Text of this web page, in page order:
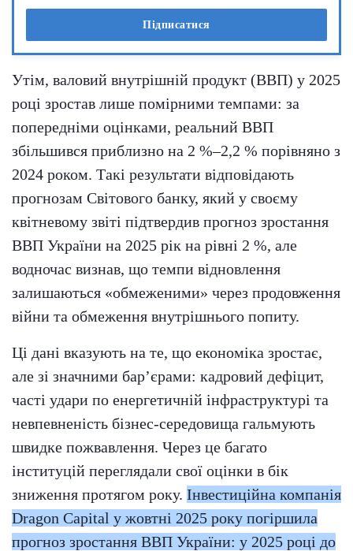
Підписатися
Утім, валовий внутрішній продукт (ВВП) у 2025
році зростав лише помірними темпами: за
попередніми оцінками, реальний ВВП
збільшився приблизно на 2 %–2,2 % порівняно з
2024 роком. Такі результати відповідають
прогнозам Світового банку, який у своєму
квітневому звіті підтвердив прогноз зростання
ВВП України на 2025 рік на рівні 2 %, але
водночас визнав, що темпи відновлення
залишаються «обмеженими» через продовження
війни та обмеження внутрішнього попиту.
Ці дані вказують на те, що економіка зростає,
але зі значними бар’єрами: кадровий дефіцит,
часті удари по енергетичній інфраструктурі та
невпевненість бізнес-середовища гальмують
швидке пожвавлення. Через це багато
інституцій переглядали свої оцінки в бік
зниження протягом року. Інвестиційна компанія
Dragon Capital у жовтні 2025 року погіршила
прогноз зростання ВВП України: у 2025 році до